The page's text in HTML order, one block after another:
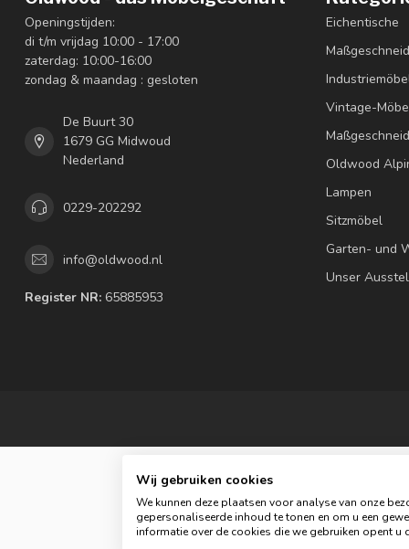
Openingstijden:
di t/m vrijdag 10:00 - 17:00
zaterdag: 10:00-16:00
zondag & maandag : gesloten
De Buurt 30
1679 GG Midwoud
Nederland
0229-202292
info@oldwood.nl
Register NR: 65885953
Eichentische
Vintage-
Oldwood
Lampen
Sitzmöbel
Garten- und
Unser
©
Wij gebruiken cookies
We kunnen deze plaatsen voor analyse van onze
gepersonaliseerde inhoud te tonen en om u een
informatie over de cookies die we gebruiken opent u